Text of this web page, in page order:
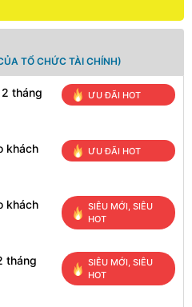
TỔ CHỨC TÀI CHÍNH)
tháng
ƯU ĐÃI HOT
khách
ƯU ĐÃI HOT
khách
SIÊU MỚI, SIÊU
HOT
tháng
SIÊU MỚI, SIÊU
HOT